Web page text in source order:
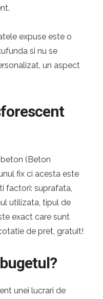
expuse este o
si nu se
un aspect
(Beton
fix ci acesta este
factori: suprafata,
utilizata, tipul de
exact care sunt
de pret, gratuit!
unei lucrari de